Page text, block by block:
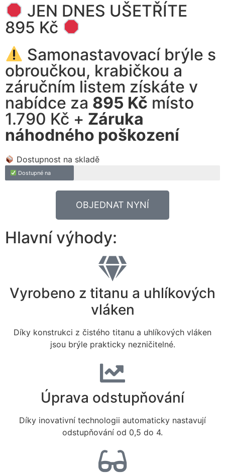
JEN DNES UŠETŘÍTE
895 Kč
Samonastavovací brýle s
obroučkou, krabičkou a
záručním listem získáte v
nabídce za 895 Kč místo
1.790 Kč + Záruka
náhodného poškození
Dostupnost na skladě
Dostupné na
OBJEDNAT NYNÍ
Hlavní výhody:
Vyrobeno z titanu a uhlíkových
vláken
Díky konstrukci z čistého titanu a uhlíkových vláken
jsou brýle prakticky nezničitelné.
Úprava odstupňování
Díky inovativní technologii automaticky nastavují
odstupňování od 0,5 do 4.